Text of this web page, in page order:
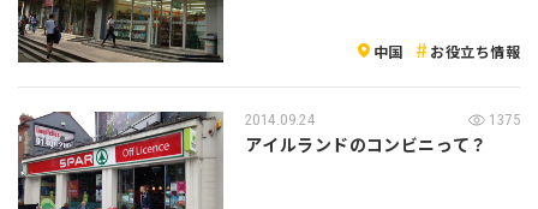
中国 お役立ち情報
2014.09.24 1375
アイルランドのコンビニって？